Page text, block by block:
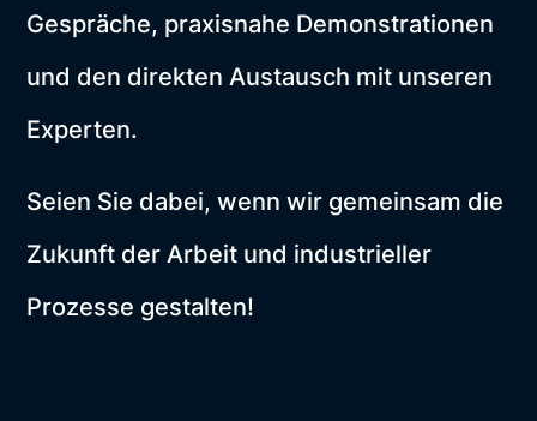
Gespräche, praxisnahe Demonstrationen
und den direkten Austausch mit unseren
Experten.
Seien Sie dabei, wenn wir gemeinsam die
Zukunft der Arbeit und industrieller
Prozesse gestalten!